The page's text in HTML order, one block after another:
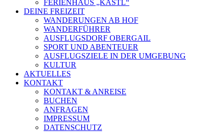
FERIENHAUS „KASTL“
DEINE FREIZEIT
WANDERUNGEN AB HOF
WANDERFÜHRER
AUSFLUGSDORF OBERGAIL
SPORT UND ABENTEUER
AUSFLUGSZIELE IN DER UMGEBUNG
KULTUR
AKTUELLES
KONTAKT
KONTAKT & ANREISE
BUCHEN
ANFRAGEN
IMPRESSUM
DATENSCHUTZ